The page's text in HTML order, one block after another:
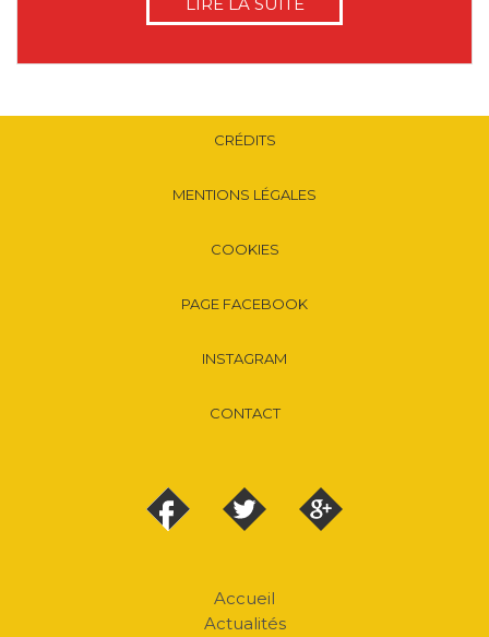
CRÉDITS
MENTIONS LÉGALES
COOKIES
PAGE FACEBOOK
INSTAGRAM
CONTACT
Accueil
Actualités